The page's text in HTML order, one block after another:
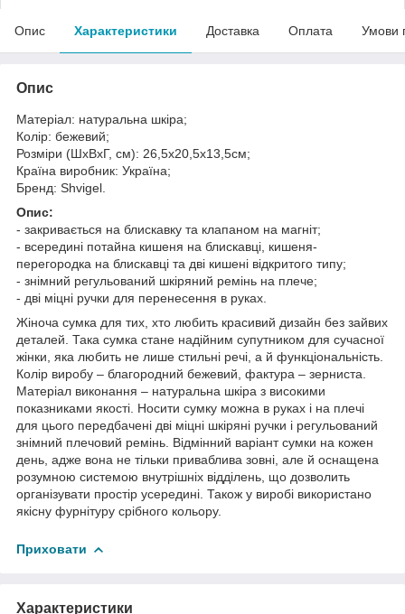
Опис Характеристики Доставка Оплата Умови
Опис
Матеріал: натуральна шкіра;
Колір: бежевий;
Розміри (ШхВхГ, см): 26,5х20,5х13,5см;
Країна виробник: Україна;
Бренд: Shvigel.
Опис:
- закривається на блискавку та клапаном на магніт;
- всередині потайна кишеня на блискавці, кишеня-
перегородка на блискавці та дві кишені відкритого типу;
- знімний регульований шкіряний ремінь на плече;
- дві міцні ручки для перенесення в руках.
Жіноча сумка для тих, хто любить красивий дизайн без зайвих
деталей. Така сумка стане надійним супутником для сучасної
жінки, яка любить не лише стильні речі, а й функціональність.
Колір виробу – благородний бежевий, фактура – зерниста.
Матеріал виконання – натуральна шкіра з високими
показниками якості. Носити сумку можна в руках і на плечі
для цього передбачені дві міцні шкіряні ручки і регульований
знімний плечовий ремінь. Відмінний варіант сумки на кожен
день, адже вона не тільки приваблива зовні, але й оснащена
розумною системою внутрішніх відділень, що дозволить
організувати простір усередині. Також у виробі використано
якісну фурнітуру срібного кольору.
Приховати
Характеристики